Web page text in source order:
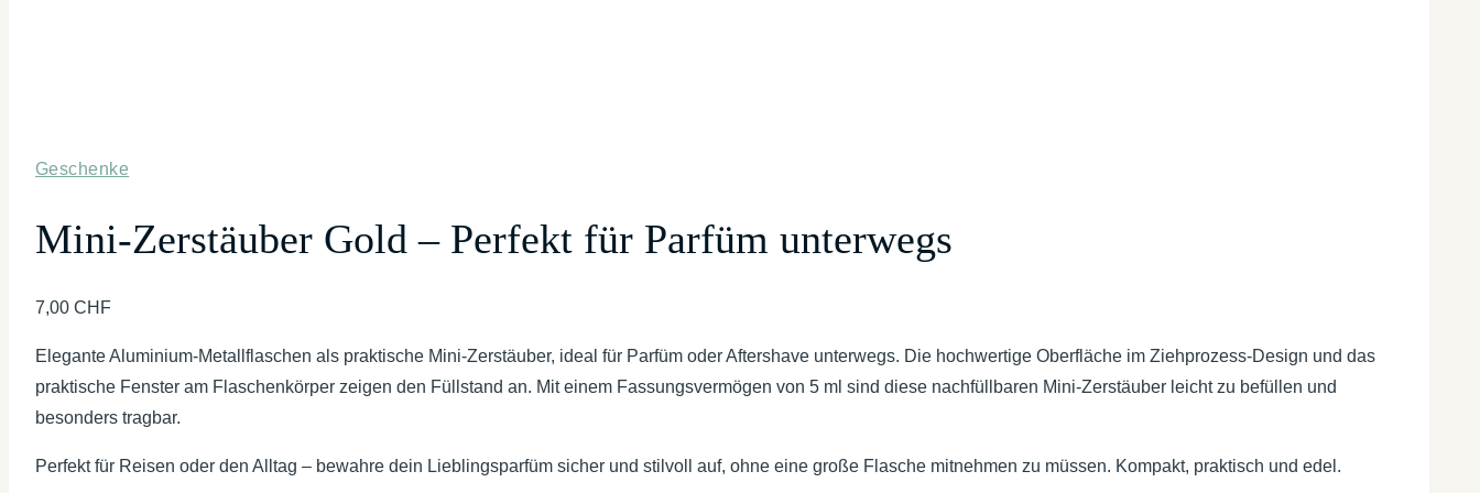
Geschenke
Mini-Zerstäuber Gold – Perfekt für Parfüm unterwegs
7,00 CHF
Elegante Aluminium-Metallflaschen als praktische Mini-Zerstäuber, ideal für Parfüm oder Aftershave unterwegs. Die hochwertige Oberfläche im Ziehprozess-Design und das
praktische Fenster am Flaschenkörper zeigen den Füllstand an. Mit einem Fassungsvermögen von 5 ml sind diese nachfüllbaren Mini-Zerstäuber leicht zu befüllen und
besonders tragbar.
Perfekt für Reisen oder den Alltag – bewahre dein Lieblingsparfüm sicher und stilvoll auf, ohne eine große Flasche mitnehmen zu müssen. Kompakt, praktisch und edel.